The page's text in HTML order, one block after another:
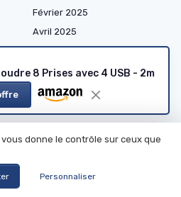
8 Prises avec 4 USB - 2m
Février 2025
Avril 2025
Juin 2025
Août 2025
Octobre 2025
donne le contrôle sur ceux que
Personnaliser